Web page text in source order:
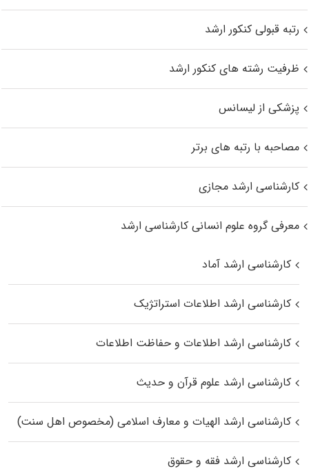
رتبه قبولی کنکور ارشد
ظرفیت رشته های کنکور ارشد
پزشکی از لیسانس
مصاحبه با رتبه های برتر
کارشناسی ارشد مجازی
معرفی گروه علوم انسانی کارشناسی ارشد
کارشناسی ارشد آماد
کارشناسی ارشد اطلاعات استراتژیک
کارشناسی ارشد اطلاعات و حفاظت اطلاعات
کارشناسی ارشد علوم قرآن و حدیث
کارشناسی ارشد الهیات و معارف اسلامی (مخصوص اهل سنت)
کارشناسی ارشد فقه و حقوق